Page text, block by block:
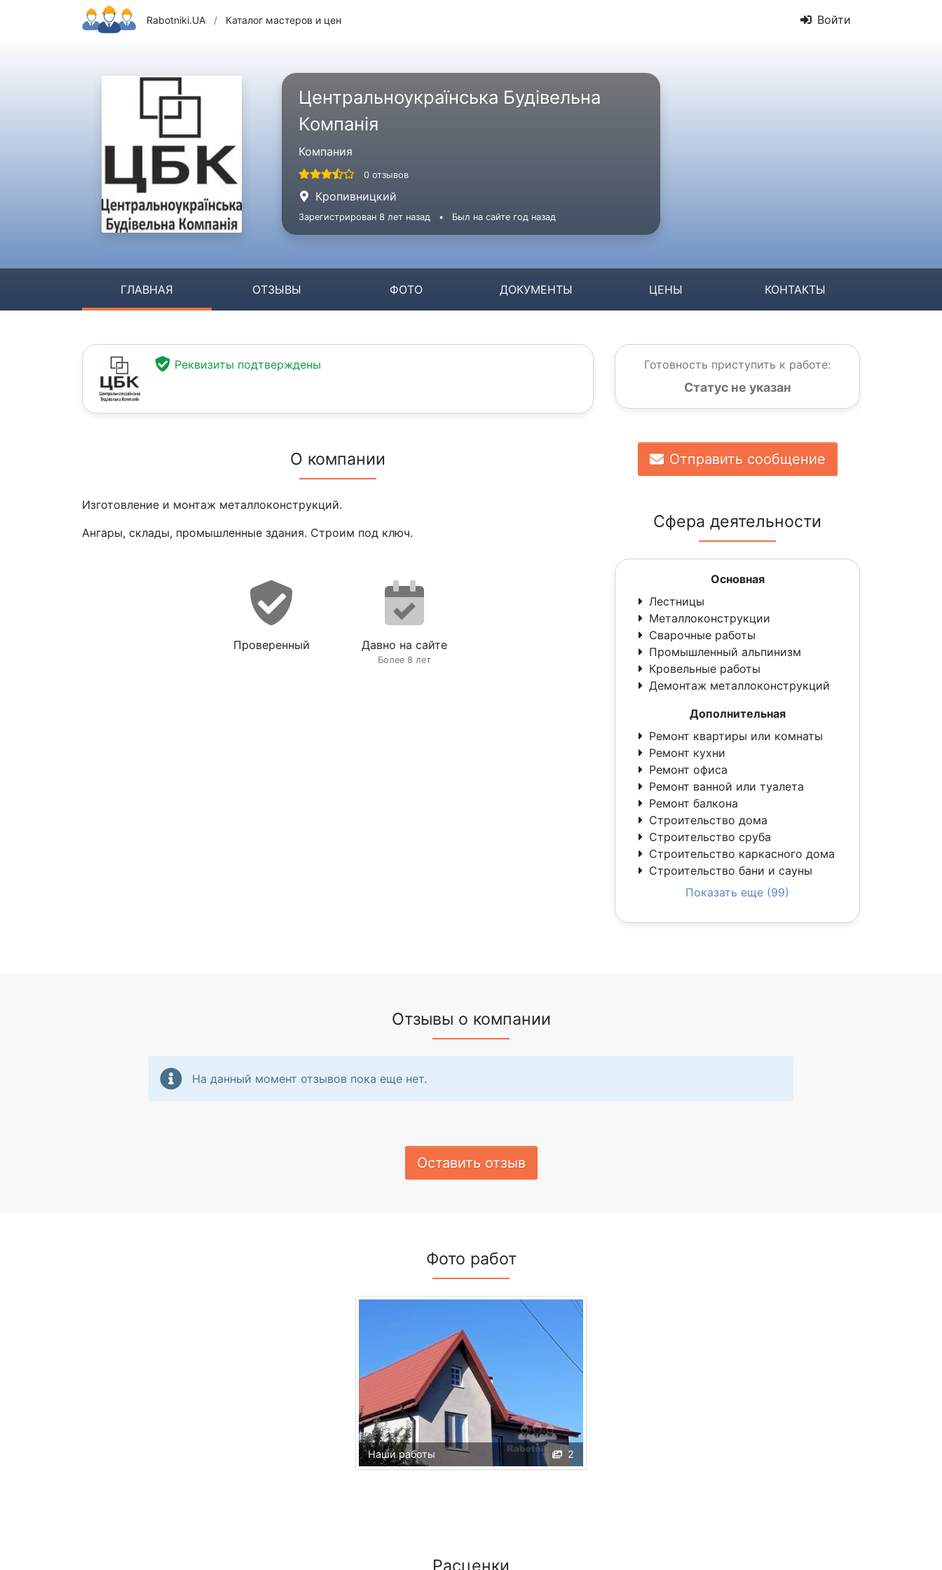
Rabotniki.UA / Каталог мастеров и цен Войти
Центральноукраїнська Будівельна
Компанія
Компания
0 отзывов
Кропивницкий
Зарегистрирован 8 лет назад • Был на сайте год назад
ГЛАВНАЯ ОТЗЫВЫ ФОТО ДОКУМЕНТЫ ЦЕНЫ КОНТАКТЫ
Реквизиты подтверждены
О компании
Изготовление и монтаж металлоконструкций.
Ангары, склады, промышленные здания. Строим под ключ.
Проверенный Давно на сайте
Более 8 лет
Готовность приступить к работе:
Статус не указан
Отправить сообщение
Сфера деятельности
Основная
Лестницы
Металлоконструкции
Сварочные работы
Промышленный альпинизм
Кровельные работы
Демонтаж металлоконструкций
Дополнительная
Ремонт квартиры или комнаты
Ремонт кухни
Ремонт офиса
Ремонт ванной или туалета
Ремонт балкона
Строительство дома
Строительство сруба
Строительство каркасного дома
Строительство бани и сауны
Показать еще (99)
Отзывы о компании
На данный момент отзывов пока еще нет.
Оставить отзыв
Фото работ
2
Наши работы
Расценки